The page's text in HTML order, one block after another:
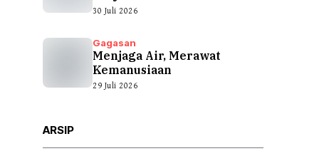
hingga...
30 Juli 2026
Gagasan
Menjaga Air, Merawat
Kemanusiaan
29 Juli 2026
ARSIP